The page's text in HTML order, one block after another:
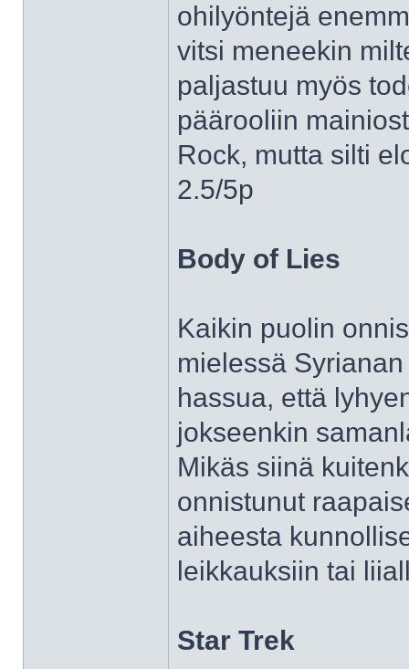
ohilyöntejä
vitsi meneekin
paljastuu myös
päärooliin
Rock, mutta silti
2.5/5p
Body of Lies
Kaikin puolin
mielessä
hassua, että
jokseenkin
Mikäs siinä
onnistunut
aiheesta
leikkauksiin tai
Star Trek